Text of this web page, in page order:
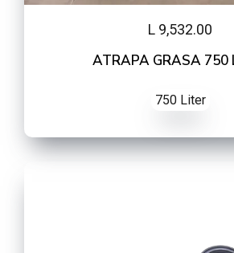
L 9,532.00
ATRAPA GRASA 750
750 Liter